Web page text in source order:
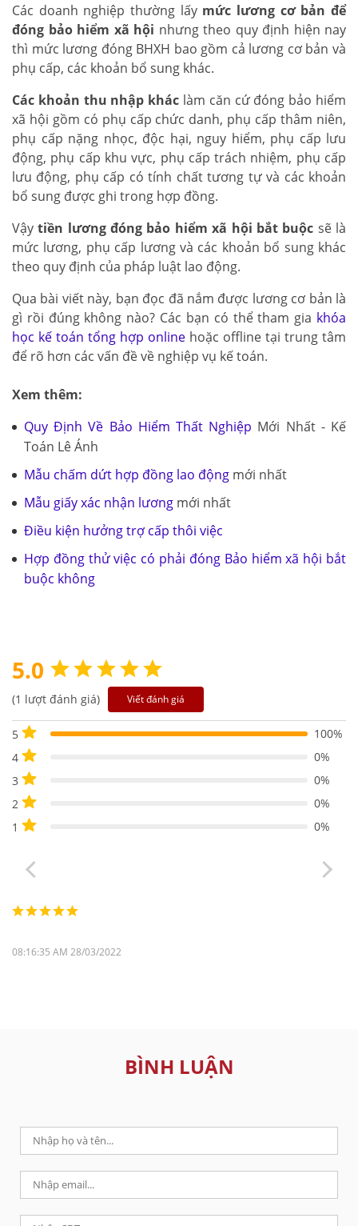
Các doanh nghiệp thường lấy mức lương cơ bản để
đóng bảo hiểm xã hội nhưng theo quy định hiện nay
thì mức lương đóng BHXH bao gồm cả lương cơ bản và
phụ cấp, các khoản bổ sung khác.
Các khoản thu nhập khác làm căn cứ đóng bảo hiểm
xã hội gồm có phụ cấp chức danh, phụ cấp thâm niên,
phụ cấp nặng nhọc, độc hại, nguy hiểm, phụ cấp lưu
động, phụ cấp khu vực, phụ cấp trách nhiệm, phụ cấp
lưu động, phụ cấp có tính chất tương tự và các khoản
bổ sung được ghi trong hợp đồng.
Vậytiền lương đóng bảo hiểm xã hội bắt buộc sẽ là
mức lương, phụ cấp lương và các khoản bổ sung khác
theo quy định của pháp luật lao động.
Qua bài viết này, bạn đọc đã nắm được lương cơ bản là
gì rồi đúng không nào? Các bạn có thể tham gia khóa
học kế toán tổng hợp online hoặc offline tại trung tâm
để rõ hơn các vấn đề về nghiệp vụ kế toán.
Xem thêm:
Quy Định Về Bảo Hiểm Thất Nghiệp Mới Nhất - Kế
Toán Lê Ánh
Mẫu chấm dứt hợp đồng lao động mới nhất
Mẫu giấy xác nhận lương mới nhất
Điều kiện hưởng trợ cấp thôi việc
Hợp đồng thử việc có phải đóng Bảo hiểm xã hội bắt
buộc không
5.0
(1 lượt đánh giá) Viết đánh giá
5
100%
4
0%
3
0%
2
0%
1
0%
08:16:35 AM 28/03/2022
BÌNH LUẬN